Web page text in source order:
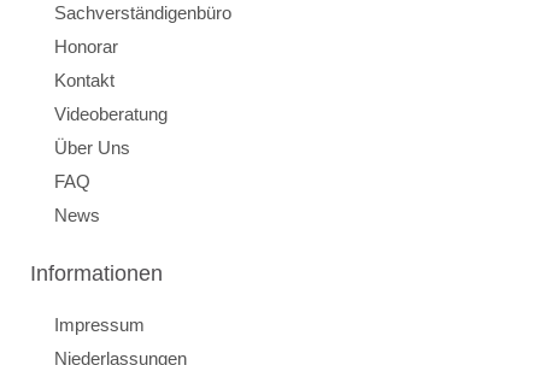
Sachverständigenbüro
Honorar
Kontakt
Videoberatung
Über Uns
FAQ
News
Informationen
Impressum
Niederlassungen